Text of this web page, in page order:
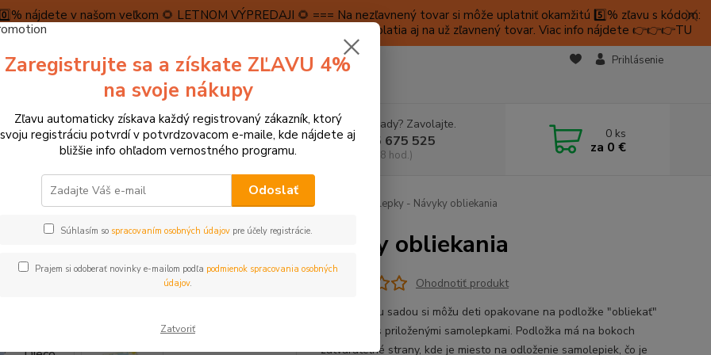
nájdete v našom veľkom 🌻 LETNOM VÝPREDAJI 🌻 === Na nezľavnený tovar si môže uplatniť okamžitú 5️⃣% zľavu s kódom:
máme teraz pripravené špeciálne zľavy až do výšky 1️⃣5️⃣% , ktoré platia aj na už zľavnený tovar. Viac info nájdete 👉👉👉TU
A PLATBA RECENZIE 👉VRÁTENIE TOVARU👈
KONTAKTY
Prihlásenie
Hľadať
Neviete si rady? Zavolajte.
+421 905 675 525
(Po-Pia, 9-18 hod.)
0 ks
za 0 €
► KREATÍVNE HRAČKY Kreatívne sady, ozdoby Djeco Odnímateľné samolepky - Návyky obliekania
Odnímateľné samolepky - Návyky obliekania
Ohodnotiť produkt
S kreatívnou sadou si môžu deti opakovane na podložke "obliekať"
postavičky s priloženými samolepkami. Podložka má na bokoch
zatvárateľné strany, kde je miesto na odloženie samolepiek, čo je
Zaregistrujte sa a získate ZĽAVU 4%
na svoje nákupy
Zľavu automaticky získava každý registrovaný zákazník, ktorý
svoju registráciu potvrdí v potvrdzovacom e-maile, kde nájdete aj
bližšie info ohľadom vernostného programu.
Odoslať
Súhlasím so spracovaním osobných údajovpre účely registrácie.
Prajem si odoberať novinky e-mailom podľa podmienok spracovania osobných
údajov.
Zatvoriť